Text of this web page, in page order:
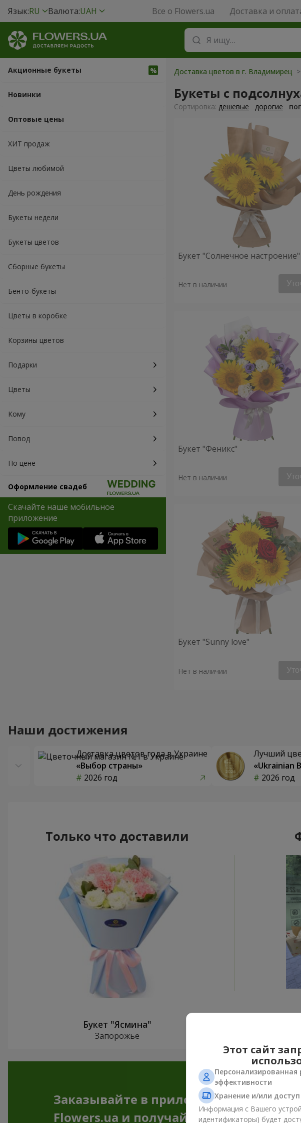
Язык:RU Валюта:UAH Все о Flowers.ua Доставка и
Акционные букеты
Новинки
Оптовые цены
ХИТ продаж
Цветы любимой
День рождения
Букеты недели
Букеты цветов
Сборные букеты
Бенто-букеты
Цветы в коробке
Корзины цветов
Подарки
Цветы
Кому
Повод
По цене
Оформление свадеб
Скачайте наше мобильное
приложение
Доставка цветов в г. Владимирец
Букеты с
Cортировка: дешевые дорогие
Букет "Солнечное настроение"
Нет в наличии
Букет "Феникс"
Нет в наличии
Букет "Sunny love"
Нет в наличии
Наши достижения
Доставка цветов года в Украине
«Выбор страны»
2026 год
Лучший
«Ukrainian
2026 год
Только что доставили
Букет "Ясмина"
Запорожье
Заказывайте в приложении
Flowers.ua и получайте бонусы
Этот сайт
эффективности
Хранение и/или
Информация с Вашего
идентификаторы) будет